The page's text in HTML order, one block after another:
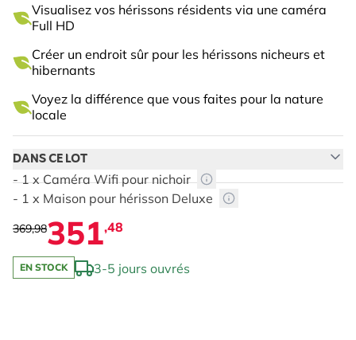
Visualisez vos hérissons résidents via une caméra
Full HD
Créer un endroit sûr pour les hérissons nicheurs et
hibernants
Voyez la différence que vous faites pour la nature
locale
DANS CE LOT
- 1 x Caméra Wifi pour nichoir
- 1 x Maison pour hérisson Deluxe
369,98351,48
EN STOCK
3-5 jours ouvrés